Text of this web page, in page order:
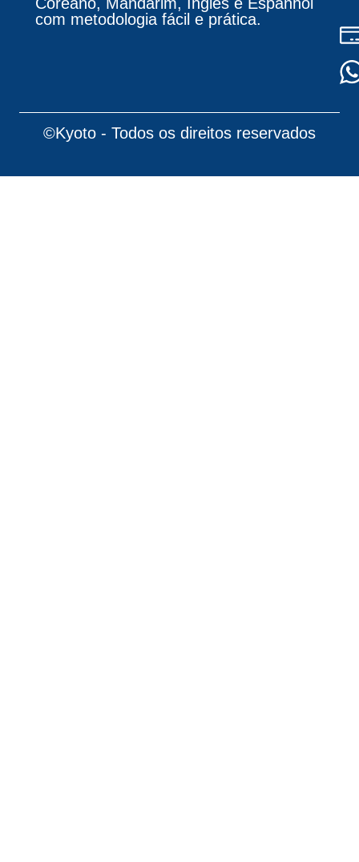
com metodologia fácil e prática.
©Kyoto - Todos os direitos reservados